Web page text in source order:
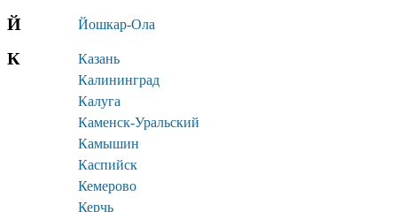
Й Йошкар-Ола
К
Казань
Калининград
Калуга
Каменск-Уральский
Камышин
Каспийск
Кемерово
Керчь